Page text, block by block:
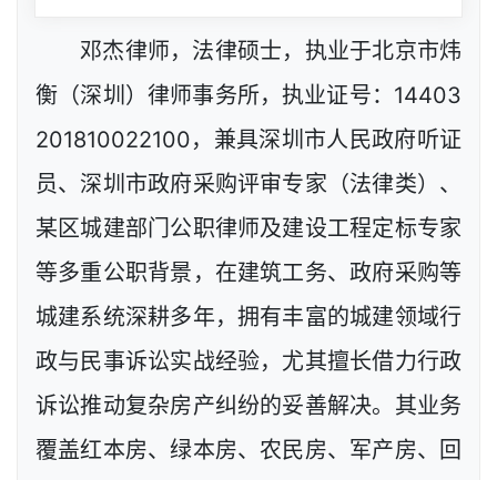
邓杰律师，法律硕士，执业于北京市炜
衡（深圳）律师事务所，执业证号：14403
201810022100，兼具深圳市人民政府听证
员、深圳市政府采购评审专家（法律类）、
某区城建部门公职律师及建设工程定标专家
等多重公职背景，在建筑工务、政府采购等
城建系统深耕多年，拥有丰富的城建领域行
政与民事诉讼实战经验，尤其擅长借力行政
诉讼推动复杂房产纠纷的妥善解决。其业务
覆盖红本房、绿本房、农民房、军产房、回